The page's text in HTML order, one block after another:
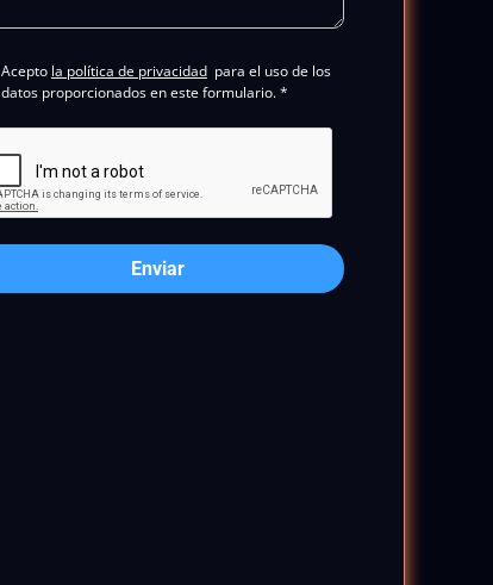
Acepto la política de privacidadpara el uso de los
datos proporcionados en este formulario. *
Enviar